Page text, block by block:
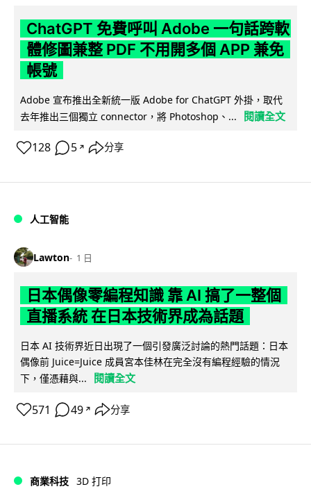
ChatGPT 免費呼叫 Adobe 一句話跨軟
體修圖兼整 PDF 不用開多個 APP 兼免
帳號
Adobe 宣布推出全新統一版 Adobe for ChatGPT 外掛，取代
去年推出三個獨立 connector，將 Photoshop、...
閱讀全文
128 5 ↗ 分享
人工智能
Lawton 1 日
日本偶像零編程知識 靠 AI 搞了一整個
直播系統 在日本技術界成為話題
日本 AI 技術界近日出現了一個引發廣泛討論的熱門話題：日本
偶像前 Juice=Juice 成員宮本佳林在完全沒有編程經驗的情況
下，僅憑藉與...
閱讀全文
571 49 ↗ 分享
商業科技 3D 打印